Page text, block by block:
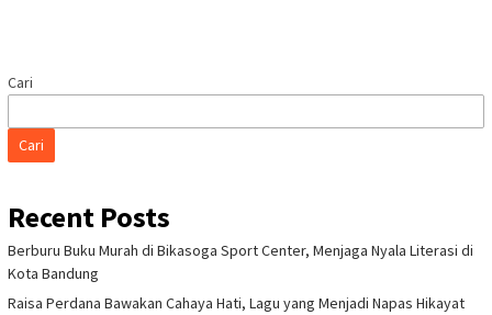
Cari
Cari
Recent Posts
Berburu Buku Murah di Bikasoga Sport Center, Menjaga Nyala Literasi di
Kota Bandung
Raisa Perdana Bawakan Cahaya Hati, Lagu yang Menjadi Napas Hikayat